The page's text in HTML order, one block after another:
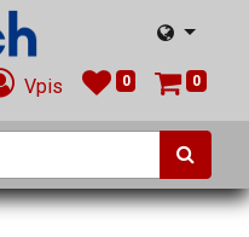
Vpis 0 0